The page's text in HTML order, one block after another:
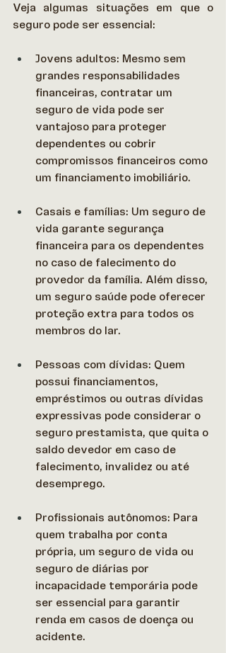
Veja algumas situações em que o
seguro pode ser essencial:
Jovens adultos: Mesmo sem
grandes responsabilidades
financeiras, contratar um
seguro de vida pode ser
vantajoso para proteger
dependentes ou cobrir
compromissos financeiros como
um financiamento imobiliário.
Casais e famílias: Um seguro de
vida garante segurança
financeira para os dependentes
no caso de falecimento do
provedor da família. Além disso,
um seguro saúde pode oferecer
proteção extra para todos os
membros do lar.
Pessoas com dívidas: Quem
possui financiamentos,
empréstimos ou outras dívidas
expressivas pode considerar o
seguro prestamista, que quita o
saldo devedor em caso de
falecimento, invalidez ou até
desemprego.
Profissionais autônomos: Para
quem trabalha por conta
própria, um seguro de vida ou
seguro de diárias por
incapacidade temporária pode
ser essencial para garantir
renda em casos de doença ou
acidente.